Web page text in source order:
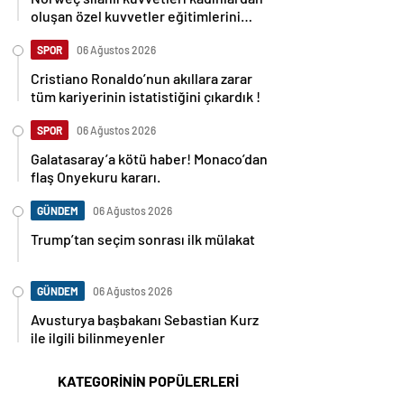
oluşan özel kuvvetler eğitimlerini
SPOR 06 Ağustos 2026
Cristiano Ronaldo’nun akıllara zarar
tüm kariyerinin istatistiğini çıkardık !
SPOR 06 Ağustos 2026
Galatasaray’a kötü haber! Monaco’dan
flaş Onyekuru kararı.
GÜNDEM 06 Ağustos 2026
Trump’tan seçim sonrası ilk mülakat
GÜNDEM 06 Ağustos 2026
Avusturya başbakanı Sebastian Kurz
ile ilgili bilinmeyenler
KATEGORİNİN POPÜLERLERİ